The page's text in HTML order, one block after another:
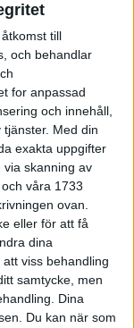
till
och behandlar
for anpassad
och innehåll,
Med din
exakta uppgifter
skanning av
våra 1733
ovan.
eller för att få
dina
viss behandling
samtycke, men
Dina
Du kan när som